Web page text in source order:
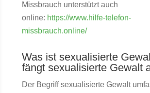
Missbrauch unterstützt auch
online: https://www.hilfe-telefon-
missbrauch.online/
Was ist sexualisierte
fängt sexualisierte Gewalt
Der Begriff sexualisierte Gewalt